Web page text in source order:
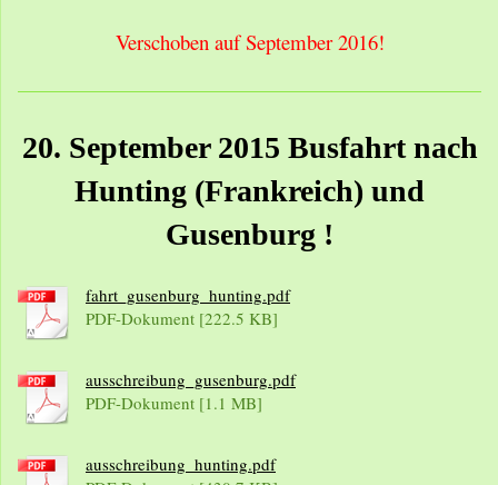
Verschoben auf September 2016!
20. September 2015 Busfahrt nach
Hunting (Frankreich) und
Gusenburg !
fahrt_gusenburg_hunting.pdf
PDF-Dokument [222.5 KB]
ausschreibung_gusenburg.pdf
PDF-Dokument [1.1 MB]
ausschreibung_hunting.pdf